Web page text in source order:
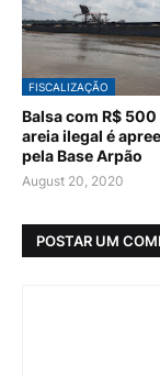
FISCALIZAÇÃO
Balsa com R$ 500
areia ilegal é
pela Base Arpão
August 20, 2020
POSTAR UM